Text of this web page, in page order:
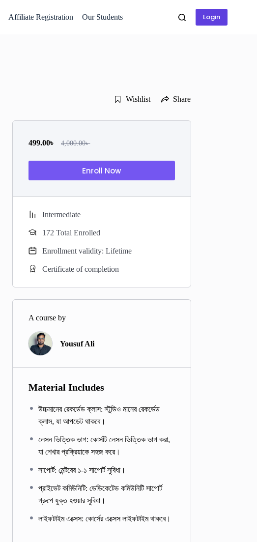
Affiliate Registration Our Students Login
Wishlist Share
499.00৳ 4,000.00৳
Enroll Now
Intermediate
172 Total Enrolled
Enrollment validity: Lifetime
Certificate of completion
A course by
Yousuf Ali
Material Includes
উচ্চমানের রেকর্ডেড ক্লাস: স্টুডিও মানের রেকর্ডেড
ক্লাস, যা আপডেট থাকবে।
লেসন ভিত্তিক ভাগ: কোর্সটি লেসন ভিত্তিক ভাগ করা,
যা শেখার প্রক্রিয়াকে সহজ করে।
সাপোর্ট: মেন্টরের ১-১ সাপোর্ট সুবিধা।
প্রাইভেট কমিউনিটি: ডেডিকেটেড কমিউনিটি সাপোর্ট
গ্রুপে যুক্ত হওয়ার সুবিধা।
লাইফটাইম এক্সেস: কোর্সের এক্সেস লাইফটাইম থাকবে।